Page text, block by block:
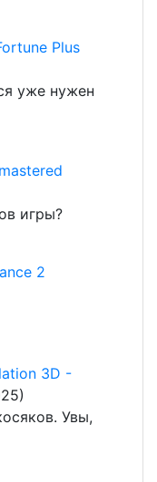
Plus
уже нужен
игры?
2
3D -
Увы,